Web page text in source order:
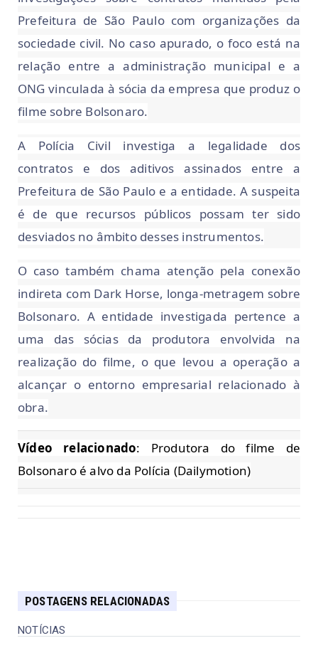
Prefeitura de São Paulo com organizações da
sociedade civil. No caso apurado, o foco está na
relação entre a administração municipal e a
ONG vinculada à sócia da empresa que produz o
filme sobre Bolsonaro.
A Polícia Civil investiga a legalidade dos
contratos e dos aditivos assinados entre a
Prefeitura de São Paulo e a entidade. A suspeita
é de que recursos públicos possam ter sido
desviados no âmbito desses instrumentos.
O caso também chama atenção pela conexão
indireta com Dark Horse, longa-metragem sobre
Bolsonaro. A entidade investigada pertence a
uma das sócias da produtora envolvida na
realização do filme, o que levou a operação a
alcançar o entorno empresarial relacionado à
obra.
Vídeo relacionado: Produtora do filme de
Bolsonaro é alvo da Polícia (Dailymotion)
POSTAGENS RELACIONADAS
NOTÍCIAS